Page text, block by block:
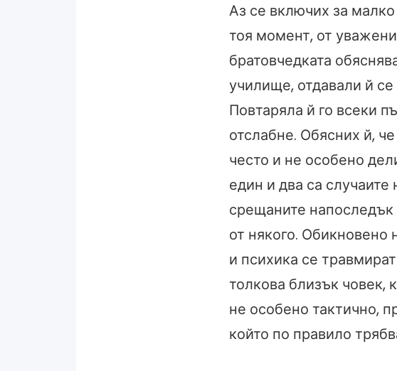
Аз се включих за
тоя момент, от
братовчедката
училище, отдавали й
Повтаряла й го всеки
отслабне. Обясних й,
често и не особено
един и два са
срещаните
от някого.
и психика се
толкова близък човек,
не особено тактично,
който по правило